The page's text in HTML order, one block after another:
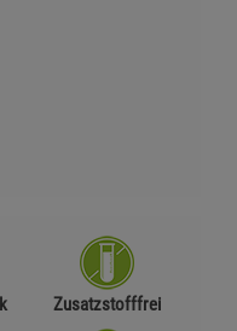
Zusatzstofffrei